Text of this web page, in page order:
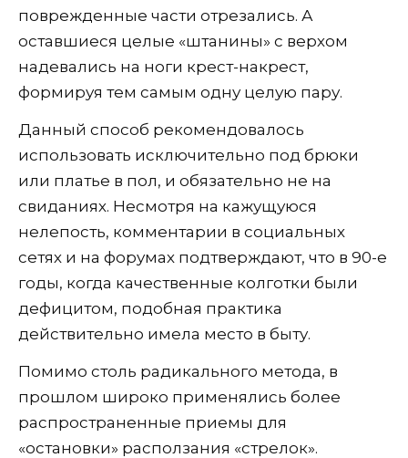
поврежденные части отрезались. А
оставшиеся целые «штанины» с верхом
надевались на ноги крест-накрест,
формируя тем самым одну целую пару.
Данный способ рекомендовалось
использовать исключительно под брюки
или платье в пол, и обязательно не на
свиданиях. Несмотря на кажущуюся
нелепость, комментарии в социальных
сетях и на форумах подтверждают, что в 90-е
годы, когда качественные колготки были
дефицитом, подобная практика
действительно имела место в быту.
Помимо столь радикального метода, в
прошлом широко применялись более
распространенные приемы для
«остановки» расползания «стрелок».